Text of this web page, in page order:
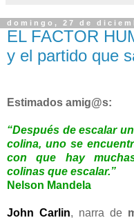
domingo, 27 de
EL FACTOR
y el partido que
Estimados amig@s:
“Después de escalar
colina, uno se
con que hay
colinas que escalar.”
Nelson Mandela
John Carlin, narra de